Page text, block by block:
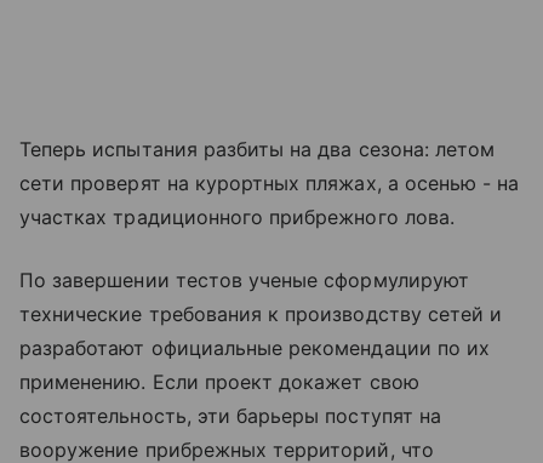
Теперь испытания разбиты на два сезона: летом
сети проверят на курортных пляжах, а осенью - на
участках традиционного прибрежного лова.
По завершении тестов ученые сформулируют
технические требования к производству сетей и
разработают официальные рекомендации по их
применению. Если проект докажет свою
состоятельность, эти барьеры поступят на
вооружение прибрежных территорий, что